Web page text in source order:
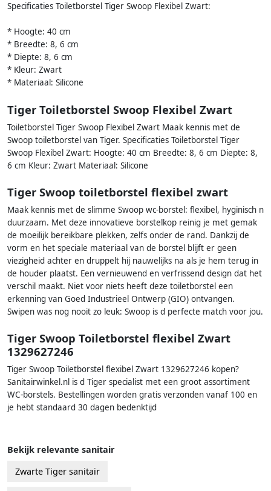
Specificaties Toiletborstel Tiger Swoop Flexibel Zwart:
* Hoogte: 40 cm
* Breedte: 8, 6 cm
* Diepte: 8, 6 cm
* Kleur: Zwart
* Materiaal: Silicone
Tiger Toiletborstel Swoop Flexibel Zwart
Toiletborstel Tiger Swoop Flexibel Zwart Maak kennis met de
Swoop toiletborstel van Tiger. Specificaties Toiletborstel Tiger
Swoop Flexibel Zwart: Hoogte: 40 cm Breedte: 8, 6 cm Diepte: 8,
6 cm Kleur: Zwart Materiaal: Silicone
Tiger Swoop toiletborstel flexibel zwart
Maak kennis met de slimme Swoop wc-borstel: flexibel, hyginisch n
duurzaam. Met deze innovatieve borstelkop reinig je met gemak
de moeilijk bereikbare plekken, zelfs onder de rand. Dankzij de
vorm en het speciale materiaal van de borstel blijft er geen
viezigheid achter en druppelt hij nauwelijks na als je hem terug in
de houder plaatst. Een vernieuwend en verfrissend design dat het
verschil maakt. Niet voor niets heeft deze toiletborstel een
erkenning van Goed Industrieel Ontwerp (GIO) ontvangen.
Swipen was nog nooit zo leuk: Swoop is d perfecte match voor jou.
Tiger Swoop Toiletborstel flexibel Zwart
1329627246
Tiger Swoop Toiletborstel flexibel Zwart 1329627246 kopen?
Sanitairwinkel.nl is d Tiger specialist met een groot assortiment
WC-borstels. Bestellingen worden gratis verzonden vanaf 100 en
je hebt standaard 30 dagen bedenktijd
Bekijk relevante sanitair
Zwarte Tiger sanitair